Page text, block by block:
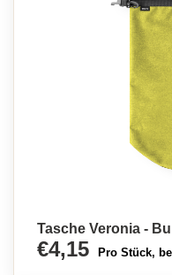
Tasche Veronia -
€4,15 Pro Stück,